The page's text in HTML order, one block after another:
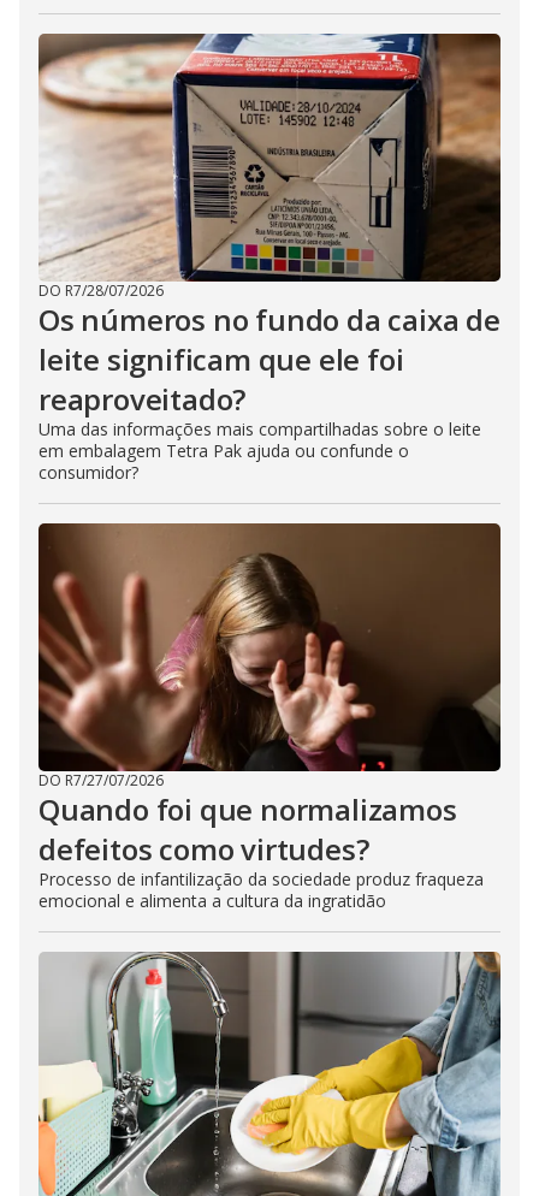
DO R7/28/07/2026
Os números no fundo da caixa de
leite significam que ele foi
reaproveitado?
Uma das informações mais compartilhadas sobre o leite
em embalagem Tetra Pak ajuda ou confunde o
consumidor?
DO R7/27/07/2026
Quando foi que normalizamos
defeitos como virtudes?
Processo de infantilização da sociedade produz fraqueza
emocional e alimenta a cultura da ingratidão